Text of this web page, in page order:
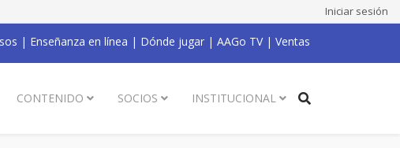
Iniciar sesión
| Enseñanza en línea | Dónde jugar | AAGo TV| Ventas
CONTENIDO SOCIOS INSTITUCIONAL